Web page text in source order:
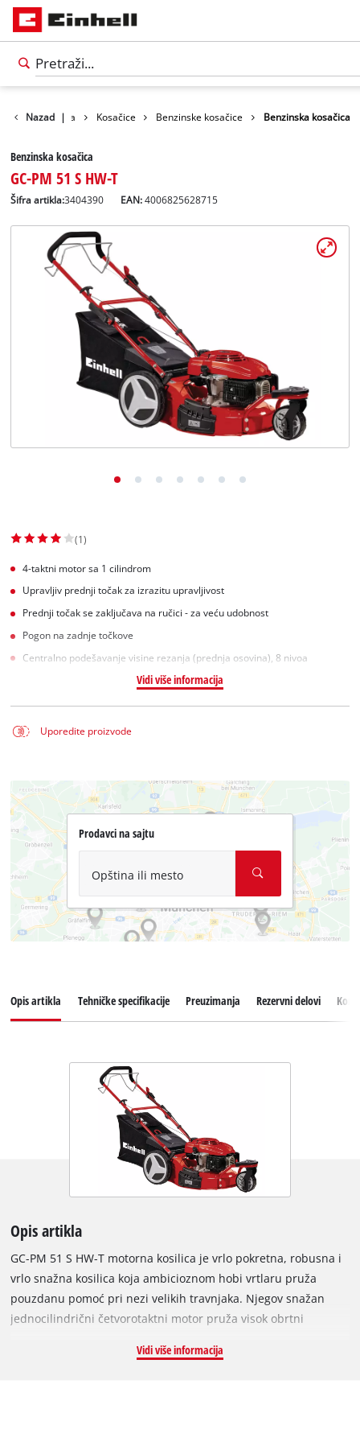
Српски
Nazad |
Bašta Kosačice Benzinske kosačice Benzinska kosačica
Benzinska kosačica
GC-PM 51 S HW-T
Šifra artikla:3404390 EAN:4006825628715
(1)
4-taktni motor sa 1 cilindrom
Upravljiv prednji točak za izrazitu upravljivost
Prednji točak se zaključava na ručici - za veću udobnost
Pogon na zadnje točkove
Centralno podešavanje visine rezanja (prednja osovina), 8 nivoa
Vidi više informacija
Uporedite proizvode
Prodavci na sajtu
Opština ili mesto
Opis artikla Tehničke specifikacije Preuzimanja Rezervni delovi
Opis artikla
GC-PM 51 S HW-T motorna kosilica je vrlo pokretna, robusna i
vrlo snažna kosilica koja ambicioznom hobi vrtlaru pruža
pouzdanu pomoć pri nezi velikih travnjaka. Njegov snažan
jednocilindrični četvorotaktni motor pruža visok obrtni
Pogon na zadnjim točkovima osigurava kontinualno
Vidi više informacija